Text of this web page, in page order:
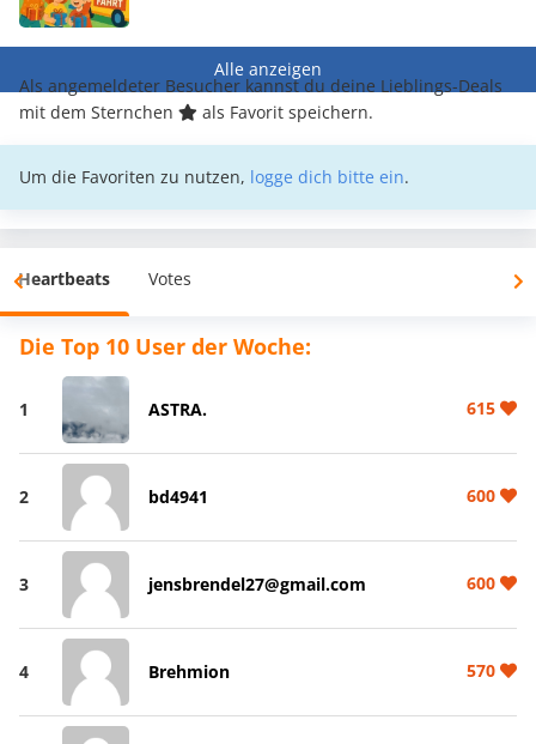
Alle anzeigen
Als angemeldeter Besucher kannst du deine Lieblings-Deals
mit dem Sternchen
als Favorit speichern.
Um die Favoriten zu nutzen, logge dich bitte ein.
Heartbeats Votes
Die Top 10 User der Woche:
1 ASTRA. 615
2 bd4941 600
3 jensbrendel27@gmail.com 600
4 Brehmion 570